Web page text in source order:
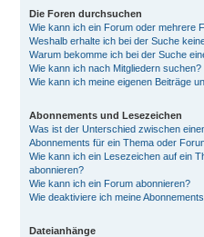
Die Foren durchsuchen
Wie kann ich ein Forum oder mehrere
Weshalb erhalte ich bei der Suche
Warum bekomme ich bei der Suche
Wie kann ich nach Mitgliedern suchen?
Wie kann ich meine eigenen Beiträge
Abonnements und Lesezeichen
Was ist der Unterschied zwischen
Abonnements für ein Thema oder
Wie kann ich ein Lesezeichen auf ein
abonnieren?
Wie kann ich ein Forum abonnieren?
Wie deaktiviere ich meine
Dateianhänge